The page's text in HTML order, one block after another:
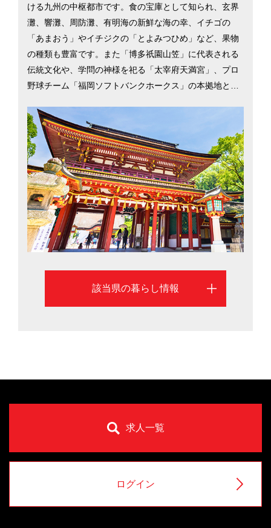
ける九州の中枢都市です。食の宝庫として知られ、玄界
灘、響灘、周防灘、有明海の新鮮な海の幸、イチゴの
「あまおう」やイチジクの「とよみつひめ」など、果物
の種類も豊富です。また「博多祇園山笠」に代表される
伝統文化や、学問の神様を祀る「太宰府天満宮」、プロ
野球チーム「福岡ソフトバンクホークス」の本拠地と、
1市の中で総合物価の安さは北九州市が1位、福岡市が2
位（平成29年総務省「小売物価統計調査」）と低物価な
一方、商業施設や県内外への交通網が充実しているた
め、少ない生活コストで都会的な暮らしが手に入りま
す。UJIターン別移住希望地ランキング（2017年）にお
いて、Uターン3位、Jターン2位、Iターン6位と上位を獲
得していることから、都会慣れした人でも移住しやすい
環境であることがわかります。福岡市と北九州市を中心
に、福岡県の移住情報を掲載しています。
該当県の暮らし情報
求人一覧
ログイン